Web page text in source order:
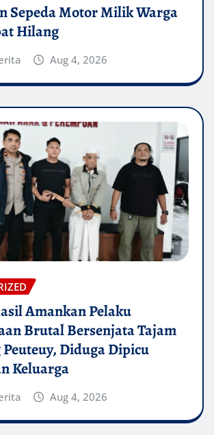
Sepeda Motor Milik Warga
Hilang
Aug 4, 2026
Amankan Pelaku
Brutal Bersenjata Tajam
Diduga Dipicu
Keluarga
Aug 4, 2026